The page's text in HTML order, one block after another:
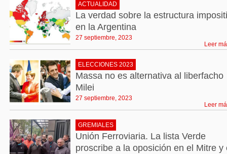
ACTUALIDAD
La verdad sobre la estructura
en la Argentina
27 septiembre, 2023
Leer
ELECCIONES 2023
Massa no es alternativa al liberfacho
Milei
27 septiembre, 2023
Leer
GREMIALES
Unión Ferroviaria. La lista Verde
proscribe a la oposición en el Mitre y